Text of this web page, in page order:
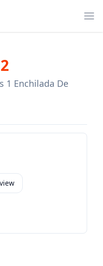
1 Enchilada De